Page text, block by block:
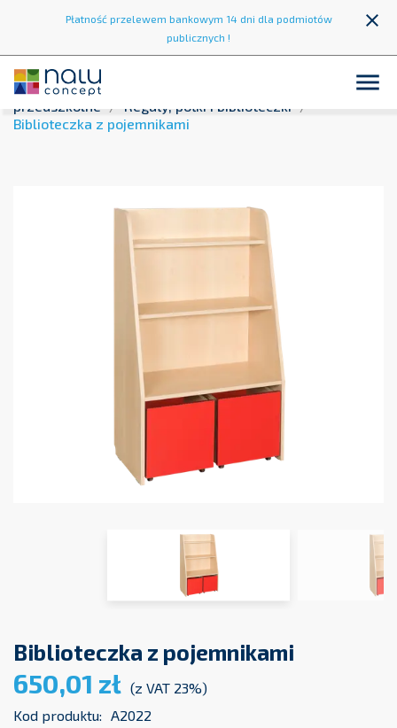
Płatność przelewem bankowym 14 dni dla podmiotów
publicznych !
close

Strona główna
Meble
przedszkolne
Regały, półki i biblioteczki
Biblioteczka z pojemnikami
Biblioteczka z pojemnikami
650,01 zł (z VAT 23%)
Kod produktu: A2022